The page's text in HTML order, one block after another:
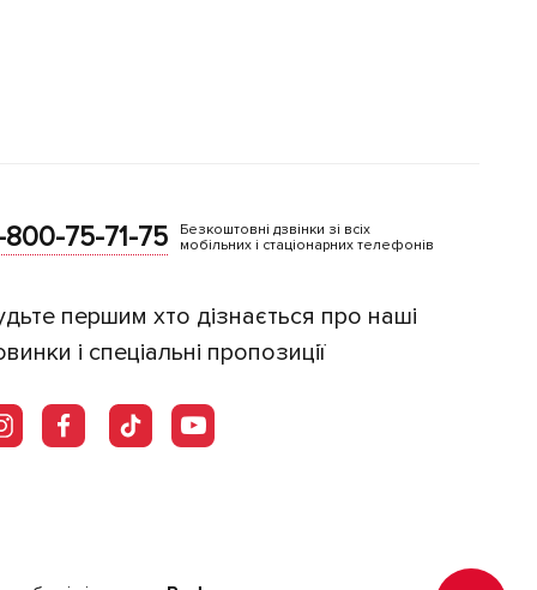
75-71-75
Безкоштовні дзвінки зі всіх
мобільних і стаціонарних телефонів
першим хто дізнається про наші
і спеціальні пропозиції